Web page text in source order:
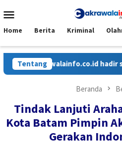
ke
Mobile
Home Berita Kriminal
Tentang hadir sebagai
Beranda
Tindak Lanjuti
Kota Batam Pimpin
Gerakan